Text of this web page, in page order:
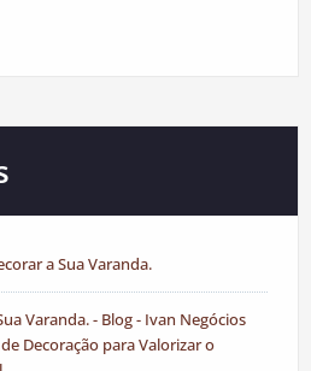
a Sua Varanda.
Varanda. - Blog - Ivan Negócios
de Decoração para Valorizar o